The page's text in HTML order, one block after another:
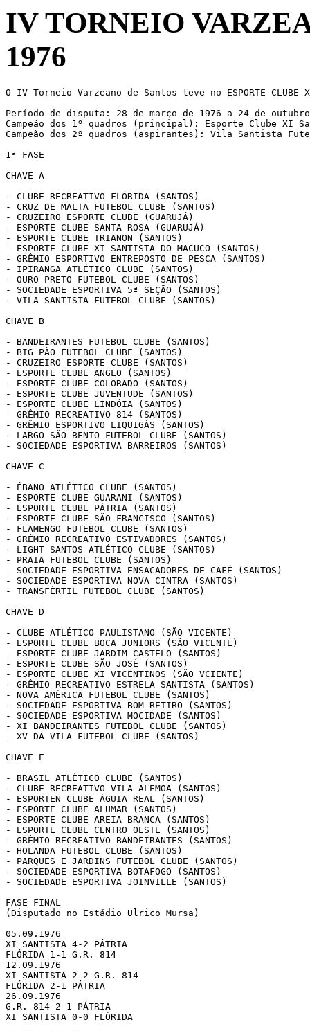
IV TORNEIO
1976
O IV Torneio Varzeano de Santos teve no ESPORTE
Período de disputa: 28 de março de 1976 a 24 de
Campeão dos 1º quadros (principal): Esporte Clube XI
Campeão dos 2º quadros (aspirantes): Vila Santista
1ª FASE
CHAVE A
- CLUBE RECREATIVO FLÓRIDA (SANTOS)
- CRUZ DE MALTA FUTEBOL CLUBE (SANTOS)
- CRUZEIRO ESPORTE CLUBE (GUARUJÁ)
- ESPORTE CLUBE SANTA ROSA (GUARUJÁ)
- ESPORTE CLUBE TRIANON (SANTOS)
- ESPORTE CLUBE XI SANTISTA DO MACUCO (SANTOS)
- GRÊMIO ESPORTIVO ENTREPOSTO DE PESCA (SANTOS)
- IPIRANGA ATLÉTICO CLUBE (SANTOS)
- OURO PRETO FUTEBOL CLUBE (SANTOS)
- SOCIEDADE ESPORTIVA 5ª SEÇÃO (SANTOS)
- VILA SANTISTA FUTEBOL CLUBE (SANTOS)
CHAVE B
- BANDEIRANTES FUTEBOL CLUBE (SANTOS)
- BIG PÃO FUTEBOL CLUBE (SANTOS)
- CRUZEIRO ESPORTE CLUBE (SANTOS)
- ESPORTE CLUBE ANGLO (SANTOS)
- ESPORTE CLUBE COLORADO (SANTOS)
- ESPORTE CLUBE JUVENTUDE (SANTOS)
- ESPORTE CLUBE LINDÓIA (SANTOS)
- GRÊMIO RECREATIVO 814 (SANTOS)
- GRÊMIO ESPORTIVO LIQUIGÁS (SANTOS)
- LARGO SÃO BENTO FUTEBOL CLUBE (SANTOS)
- SOCIEDADE ESPORTIVA BARREIROS (SANTOS)
CHAVE C
- ÉBANO ATLÉTICO CLUBE (SANTOS)
- ESPORTE CLUBE GUARANI (SANTOS)
- ESPORTE CLUBE PÁTRIA (SANTOS)
- ESPORTE CLUBE SÃO FRANCISCO (SANTOS)
- FLAMENGO FUTEBOL CLUBE (SANTOS)
- GRÊMIO RECREATIVO ESTIVADORES (SANTOS)
- LIGHT SANTOS ATLÉTICO CLUBE (SANTOS)
- PRAIA FUTEBOL CLUBE (SANTOS)
- SOCIEDADE ESPORTIVA ENSACADORES DE CAFÉ (SANTOS)
- SOCIEDADE ESPORTIVA NOVA CINTRA (SANTOS)
- TRANSFÉRTIL FUTEBOL CLUBE (SANTOS)
CHAVE D
- CLUBE ATLÉTICO PAULISTANO (SÃO VICENTE)
- ESPORTE CLUBE BOCA JUNIORS (SÃO VICENTE)
- ESPORTE CLUBE JARDIM CASTELO (SANTOS)
- ESPORTE CLUBE SÃO JOSÉ (SANTOS)
- ESPORTE CLUBE XI VICENTINOS (SÃO VCIENTE)
- GRÊMIO RECREATIVO ESTRELA SANTISTA (SANTOS)
- NOVA AMÉRICA FUTEBOL CLUBE (SANTOS)
- SOCIEDADE ESPORTIVA BOM RETIRO (SANTOS)
- SOCIEDADE ESPORTIVA MOCIDADE (SANTOS)
- XI BANDEIRANTES FUTEBOL CLUBE (SANTOS)
- XV DA VILA FUTEBOL CLUBE (SANTOS)
CHAVE E
- BRASIL ATLÉTICO CLUBE (SANTOS)
- CLUBE RECREATIVO VILA ALEMOA (SANTOS)
- ESPORTEN CLUBE ÁGUIA REAL (SANTOS)
- ESPORTE CLUBE ALUMAR (SANTOS)
- ESPORTE CLUBE AREIA BRANCA (SANTOS)
- ESPORTE CLUBE CENTRO OESTE (SANTOS)
- GRÊMIO RECREATIVO BANDEIRANTES (SANTOS)
- HOLANDA FUTEBOL CLUBE (SANTOS)
- PARQUES E JARDINS FUTEBOL CLUBE (SANTOS)
- SOCIEDADE ESPORTIVA BOTAFOGO (SANTOS)
- SOCIEDADE ESPORTIVA JOINVILLE (SANTOS)
FASE FINAL
(Disputado no Estádio Ulrico Mursa)
05.09.1976
XI SANTISTA 4-2 PÁTRIA
FLÓRIDA 1-1 G.R. 814
12.09.1976
XI SANTISTA 2-2 G.R. 814
FLÓRIDA 2-1 PÁTRIA
26.09.1976
G.R. 814 2-1 PÁTRIA
XI SANTISTA 0-0 FLÓRIDA